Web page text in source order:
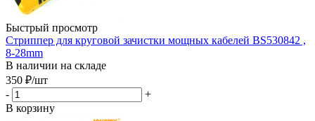
Быстрый просмотр
Стриппер для круговой зачистки мощных кабелей BS530842 ,
8-28mm
В наличии на складе
350 ₽/шт
-
+
В корзину